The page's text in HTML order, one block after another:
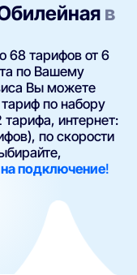
в
68 тарифов от 6
по Вашему
Вы можете
по набору
интернет:
по скорости
на подключение!